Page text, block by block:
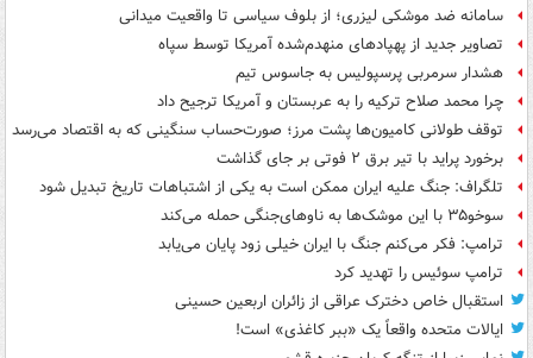
سامانه ضد موشکی لیزری؛ از بلوف سیاسی تا واقعیت میدانی
تصاویر جدید از پهپادهای منهدم‌شده آمریکا توسط سپاه
هشدار سرمربی پرسپولیس به جاسوس تیم
چرا محمد صلاح ترکیه را به عربستان و آمریکا ترجیح داد
توقف طولانی کامیون‌ها پشت مرز؛ صورت‌حساب سنگینی که به اقتصاد می‌رسد
برخورد پراید با تیر برق ۲ فوتی بر جای گذاشت
تلگراف: جنگ علیه ایران ممکن است به یکی از اشتباهات تاریخ تبدیل شود
سوخو۳۵ با این موشک‌ها به ناوهای‌جنگی حمله می‌کند
ترامپ: فکر می‌کنم جنگ با ایران خیلی زود پایان می‌یابد
ترامپ سوئیس را تهدید کرد
استقبال خاص دخترک عراقی از زائران اربعین حسینی
ایالات متحده واقعاً یک «ببر کاغذی» است!